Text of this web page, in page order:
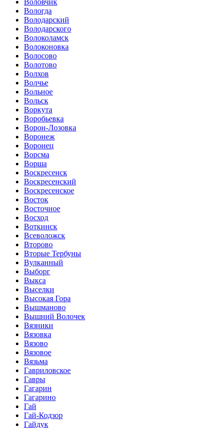
Вологда
Володарский
Володарского
Волоколамск
Волоконовка
Волосово
Волотово
Волхов
Волчье
Вольное
Вольск
Воркута
Воробьевка
Ворон-Лозовка
Воронеж
Воронец
Ворсма
Ворша
Воскресенск
Воскресенский
Воскресенское
Восток
Восточное
Восход
Воткинск
Всеволожск
Второво
Вторые Тербуны
Вулканный
Выборг
Выкса
Выселки
Высокая Гора
Вышманово
Вышний Волочек
Вязники
Вязовка
Вязово
Вязовое
Вязьма
Гавриловское
Гавры
Гагарин
Гагарино
Гай
Гай-Кодзор
Гайдук